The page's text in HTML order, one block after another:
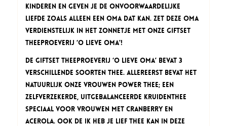
kinderen en geven je de onvoorwaardelijke
liefde zoals alleen een oma dat kan. Zet deze oma
verdienstelijk in het zonnetje met onze Giftset
Theeproeverij ‘O lieve Oma’!
De Giftset Theeproeverij ‘O lieve Oma’ bevat 3
verschillende soorten thee. Allereerst bevat het
natuurlijk onze Vrouwen Power thee; een
zelfverzekerde, uitgebalanceerde kruidenthee
speciaal voor vrouwen met cranberry en
acerola. Ook de Ik Heb je Lief thee kan in deze